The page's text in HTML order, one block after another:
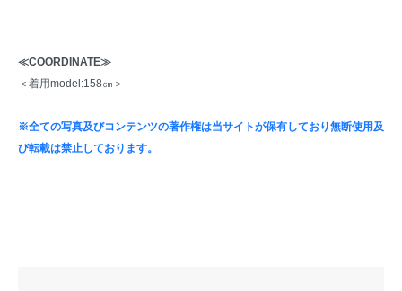
≪COORDINATE≫
＜着用model:158㎝＞
※全ての写真及びコンテンツの著作権は当サイトが保有しており無断使用及
び転載は禁止しております。